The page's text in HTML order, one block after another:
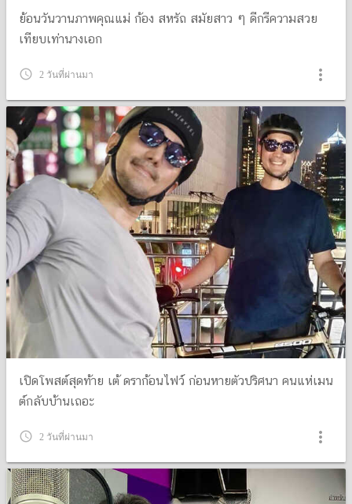
ย้อนวันวานภาพคุณแม่ ก้อง สหรัถ สมัยสาว ๆ ดีกรีความสวย
เทียบเท่านางเอก
query_builder 2 วันที่ผ่านมา more_vert
เปิดโพสต์สุดท้าย เต้ ดราก้อนไฟว์ ก่อนหายตัวปริศนา คนแห่เมน
ต์กลับบ้านเถอะ
query_builder 2 วันที่ผ่านมา more_vert